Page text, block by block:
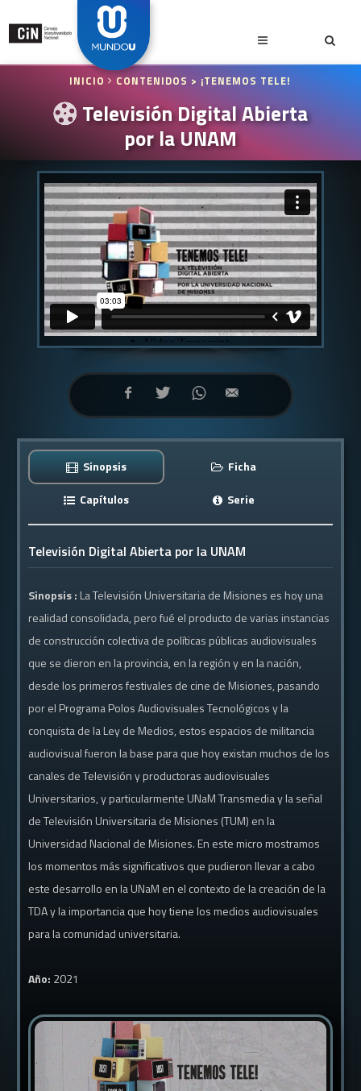
INICIO CONTENIDOS > ¡TENEMOS TELE!
Televisión Digital Abierta
por la UNAM
Sinopsis
Ficha
Capítulos
Serie
Televisión Digital Abierta por la UNAM
Sinopsis : La Televisión Universitaria de Misiones es hoy una
realidad consolidada, pero fué el producto de varias instancias
de construcción colectiva de políticas públicas audiovisuales
que se dieron en la provincia, en la región y en la nación,
desde los primeros festivales de cine de Misiones, pasando
por el Programa Polos Audiovisuales Tecnológicos y la
conquista de la Ley de Medios, estos espacios de militancia
audiovisual fueron la base para que hoy existan muchos de los
canales de Televisión y productoras audiovisuales
Universitarios, y particularmente UNaM Transmedia y la señal
de Televisión Universitaria de Misiones (TUM) en la
Universidad Nacional de Misiones. En este micro mostramos
los momentos más significativos que pudieron llevar a cabo
este desarrollo en la UNaM en el contexto de la creación de la
TDA y la importancia que hoy tiene los medios audiovisuales
para la comunidad universitaria.
Año: 2021